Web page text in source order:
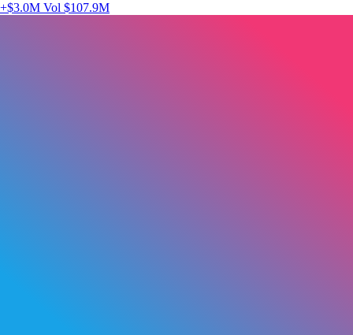
+$3.0M Vol $107.9M